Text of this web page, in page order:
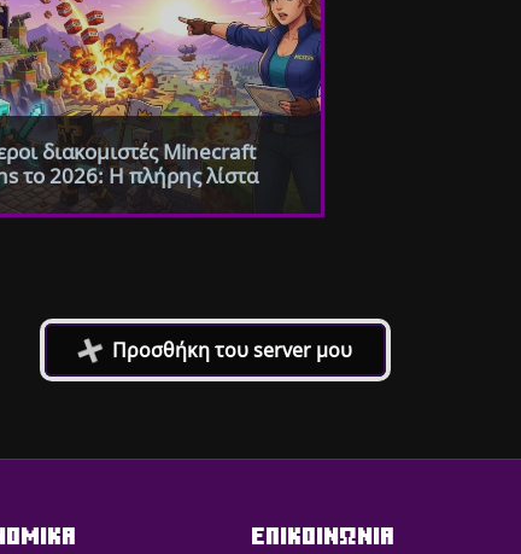
διακομιστές Minecraft
το 2026: Η πλήρης λίστα
+ Προσθήκη του server μου
ΕΠΙΚΟΙΝΩΝΙΑ